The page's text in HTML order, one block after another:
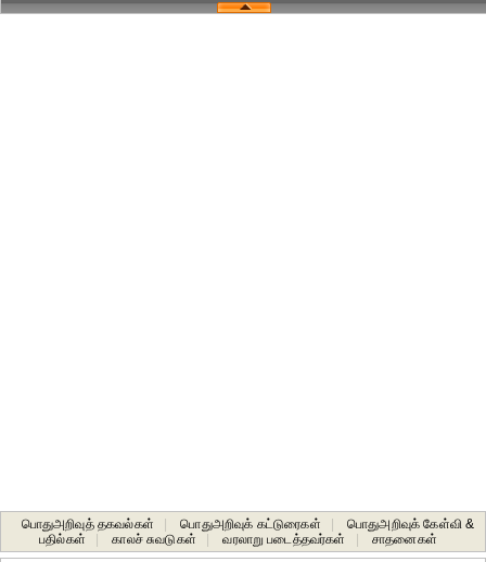
பொதுஅறிவுத் தகவல்கள் பொதுஅறிவுக் கட்டுரைகள்
பொதுஅறிவுக் கேள்வி &
பதில்கள்
காலச் சுவடுகள் வரலாறு படைத்தவர்கள் சாதனைகள்‎